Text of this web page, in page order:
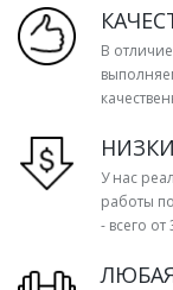
В
У нас
работы
- всего